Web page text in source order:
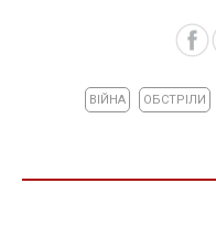
ВІЙНА ОБСТРІЛИ